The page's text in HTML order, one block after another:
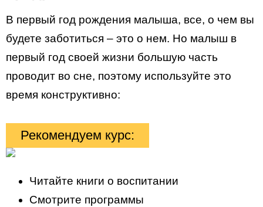
В первый год рождения малыша, все, о чем вы
будете заботиться – это о нем. Но малыш в
первый год своей жизни большую часть
проводит во сне, поэтому используйте это
время конструктивно:
Рекомендуем курс:
Читайте книги о воспитании
Смотрите программы